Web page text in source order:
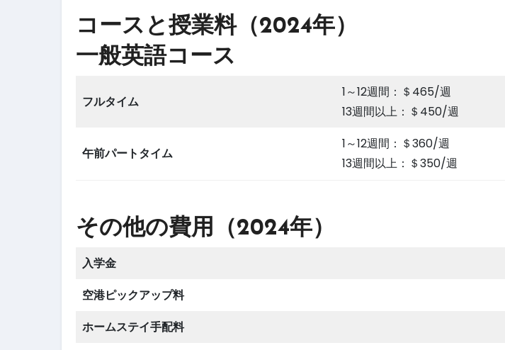
コースと授業料（2024年）
一般英語コース
フルタイム
1～12週間：＄465/週
13週間以上：＄450/週
午前パートタイム
1～12週間：＄360/週
13週間以上：＄350/週
その他の費用（2024年）
入学金
空港ピックアップ料
ホームステイ手配料